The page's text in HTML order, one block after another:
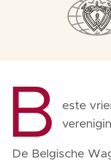
B
este
De Belgische